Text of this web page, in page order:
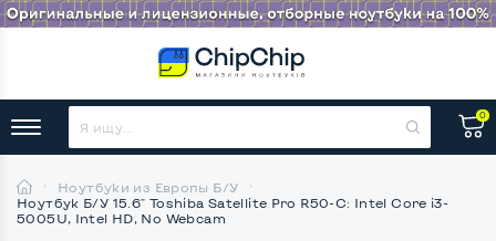
0
Ноутбуки из Европы Б/У
Ноутбук Б/У 15.6" Toshiba Satellite Pro R50-C: Intel Core i3-
5005U, Intel HD, No Webcam